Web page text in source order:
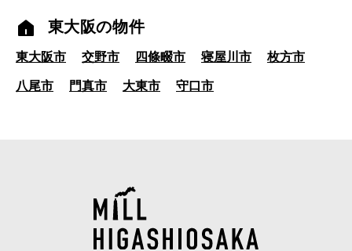
東大阪の物件
東大阪市 交野市 四條畷市 寝屋川市 枚方市
八尾市 門真市 大東市 守口市